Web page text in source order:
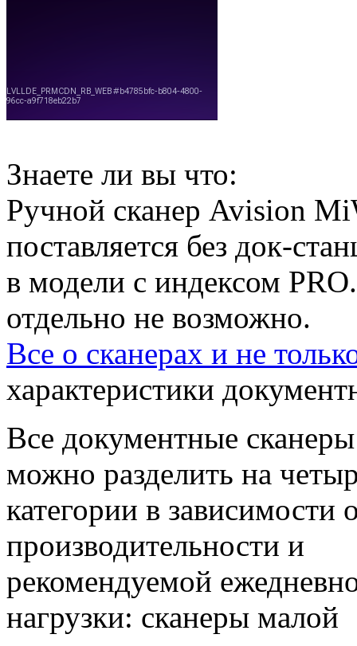
Знаете ли вы что:
Ручной сканер Avision
поставляется без док-
в модели с индексом
отдельно не возможно.
Все о сканерах и не
характеристики
Все документные сканеры
можно разделить на
категории в зависимости
производительности и
рекомендуемой
нагрузки: сканеры малой